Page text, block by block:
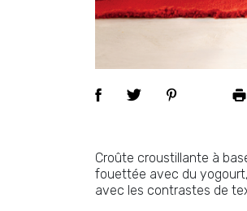
Croûte croustillante à
fouettée avec du
avec les contrastes de